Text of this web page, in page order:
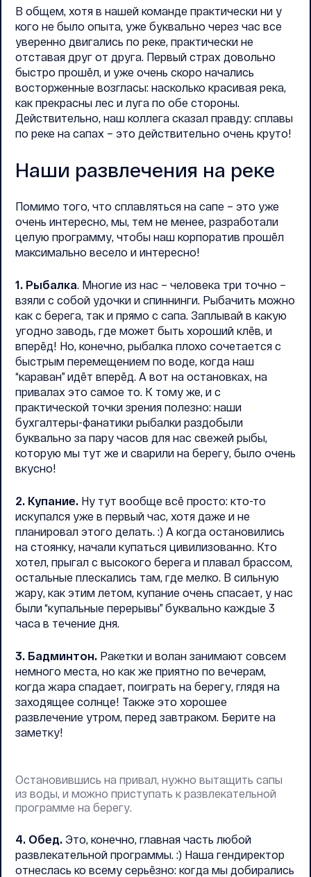
В общем, хотя в нашей команде практически ни у
кого не было опыта, уже буквально через час все
уверенно двигались по реке, практически не
отставая друг от друга. Первый страх довольно
быстро прошёл, и уже очень скоро начались
восторженные возгласы: насколько красивая река,
как прекрасны лес и луга по обе стороны.
Действительно, наш коллега сказал правду: сплавы
по реке на сапах – это действительно очень круто!
Наши развлечения на реке
Помимо того, что сплавляться на сапе – это уже
очень интересно, мы, тем не менее, разработали
целую программу, чтобы наш корпоратив прошёл
максимально весело и интересно!
1. Рыбалка . Многие из нас – человека три точно –
взяли с собой удочки и спиннинги. Рыбачить можно
как с берега, так и прямо с сапа. Заплывай в какую
угодно заводь, где может быть хороший клёв, и
вперёд! Но, конечно, рыбалка плохо сочетается с
быстрым перемещением по воде, когда наш
“караван” идёт вперёд. А вот на остановках, на
привалах это самое то. К тому же, и с
практической точки зрения полезно: наши
бухгалтеры-фанатики рыбалки раздобыли
буквально за пару часов для нас свежей рыбы,
которую мы тут же и сварили на берегу, было очень
вкусно!
2. Купание. Ну тут вообще всё просто: кто-то
искупался уже в первый час, хотя даже и не
планировал этого делать. :) А когда остановились
на стоянку, начали купаться цивилизованно. Кто
хотел, прыгал с высокого берега и плавал брассом,
остальные плескались там, где мелко. В сильную
жару, как этим летом, купание очень спасает, у нас
были “купальные перерывы” буквально каждые 3
часа в течение дня.
3. Бадминтон. Ракетки и волан занимают совсем
немного места, но как же приятно по вечерам,
когда жара спадает, поиграть на берегу, глядя на
заходящее солнце! Также это хорошее
развлечение утром, перед завтраком. Берите на
заметку!
Остановившись на привал, нужно вытащить сапы
из воды, и можно приступать к развлекательной
программе на берегу.
4. Обед. Это, конечно, главная часть любой
развлекательной программы. :) Наша гендиректор
отнеслась ко всему серьёзно: когда мы добирались